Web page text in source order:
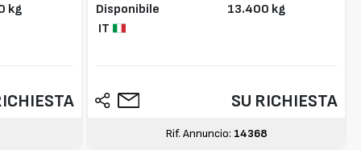
kg
Disponibile
IT
13.400 kg
SU RICHIESTA
Rif. Annuncio: 14368